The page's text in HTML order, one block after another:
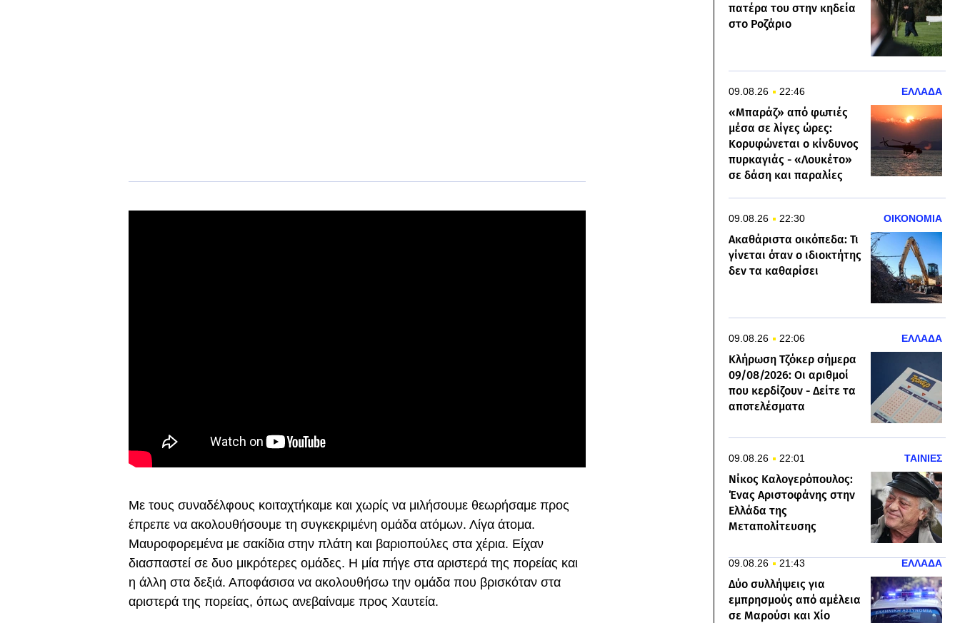
Με τους συναδέλφους κοιταχτήκαμε και χωρίς να μιλήσουμε θεωρήσαμε προς
έπρεπε να ακολουθήσουμε τη συγκεκριμένη ομάδα ατόμων. Λίγα άτομα.
Μαυροφορεμένα με σακίδια στην πλάτη και βαριοπούλες στα χέρια. Είχαν
διασπαστεί σε δυο μικρότερες ομάδες. Η μία πήγε στα αριστερά της πορείας και
η άλλη στα δεξιά. Αποφάσισα να ακολουθήσω την ομάδα που βρισκόταν στα
αριστερά της πορείας, όπως ανεβαίναμε προς Χαυτεία.
πατέρα του στην κηδεία
στο Ροζάριο
09.08.26 22:46 ΕΛΛΑΔΑ
«Μπαράζ» από φωτιές
μέσα σε λίγες ώρες:
Κορυφώνεται ο κίνδυνος
πυρκαγιάς - «Λουκέτο»
σε δάση και παραλίες
09.08.26 22:30 ΟΙΚΟΝΟΜΙΑ
Ακαθάριστα οικόπεδα: Τι
γίνεται όταν ο ιδιοκτήτης
δεν τα καθαρίσει
09.08.26 22:06 ΕΛΛΑΔΑ
Κλήρωση Τζόκερ σήμερα
09/08/2026: Οι αριθμοί
που κερδίζουν - Δείτε τα
αποτελέσματα
09.08.26 22:01 ΤΑΙΝΙΕΣ
Νίκος Καλογερόπουλος:
Ένας Αριστοφάνης στην
Ελλάδα της
Μεταπολίτευσης
09.08.26 21:43 ΕΛΛΑΔΑ
Δύο συλλήψεις για
εμπρησμούς από αμέλεια
σε Μαρούσι και Χίο